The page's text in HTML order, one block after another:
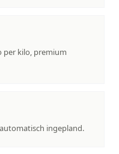
per kilo, premium
ingepland.